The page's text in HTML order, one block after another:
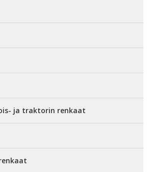
ja traktorin renkaat